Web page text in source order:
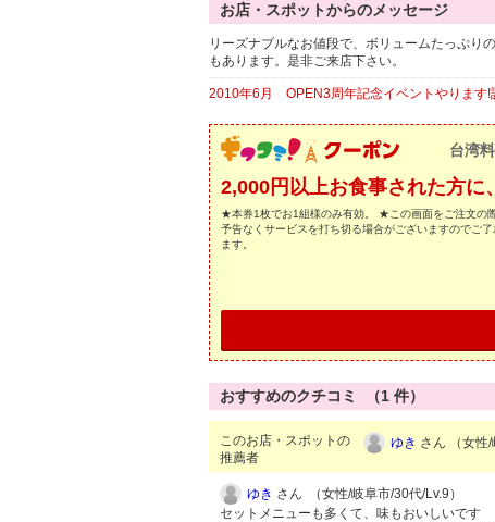
お店・スポットからのメッセージ
リーズナブルなお値段で、ボリュームたっぷり
もあります。是非ご来店下さい。
2010年6月 OPEN3周年記念イベントやります!
台湾
2,000円以上お食事された方
★本券1枚でお1組様のみ有効。 ★この画面をご注文の
予告なくサービスを打ち切る場合がございますのでご
ます。
おすすめのクチコミ （1 件）
このお店・スポットの
推薦者
ゆき さん （女性/
ゆき さん （女性/岐阜市/30代/Lv.9）
セットメニューも多くて、味もおいしいで